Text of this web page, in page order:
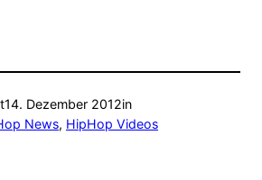
14. Dezember 2012in
News, HipHop Videos